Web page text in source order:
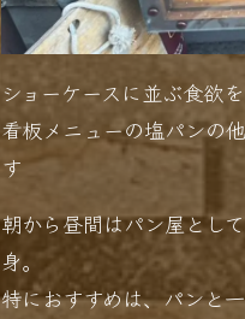
ショーケースに並ぶ食欲
看板メニューの塩パンの
す
朝から昼間はパン屋とし
身。
特におすすめは、パンと